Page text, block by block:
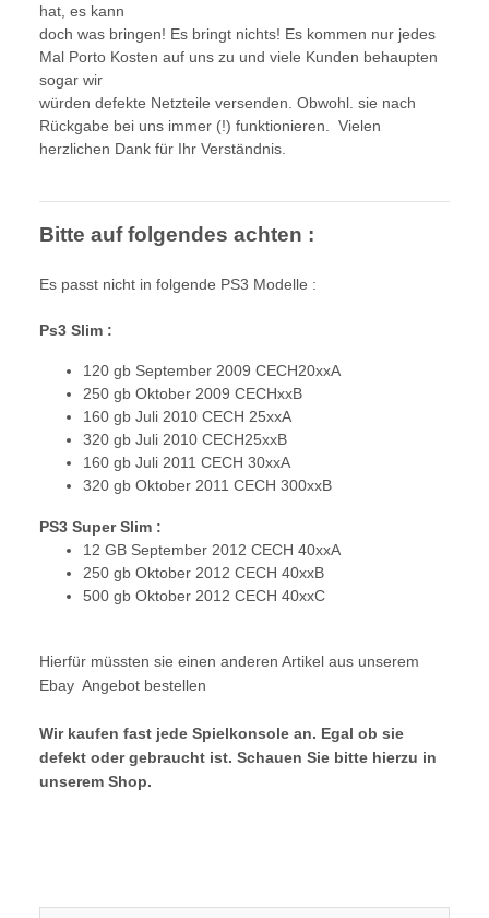
hat, es kann
doch was bringen! Es bringt nichts! Es kommen nur jedes
Mal Porto Kosten auf uns zu und viele Kunden behaupten
sogar wir
würden defekte Netzteile versenden. Obwohl. sie nach
Rückgabe bei uns immer (!) funktionieren. Vielen
herzlichen Dank für Ihr Verständnis.
Bitte auf folgendes achten :
Es passt nicht in folgende PS3 Modelle :
Ps3 Slim :
120 gb September 2009 CECH20xxA
250 gb Oktober 2009 CECHxxB
160 gb Juli 2010 CECH 25xxA
320 gb Juli 2010 CECH25xxB
160 gb Juli 2011 CECH 30xxA
320 gb Oktober 2011 CECH 300xxB
PS3 Super Slim :
12 GB September 2012 CECH 40xxA
250 gb Oktober 2012 CECH 40xxB
500 gb Oktober 2012 CECH 40xxC
Hierfür müssten sie einen anderen Artikel aus unserem
Ebay Angebot bestellen
Wir kaufen fast jede Spielkonsole an. Egal ob sie
defekt oder gebraucht ist. Schauen Sie bitte hierzu in
unserem Shop.